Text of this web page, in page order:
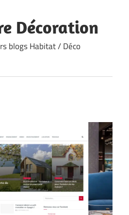
Décoration
blogs Habitat / Déco